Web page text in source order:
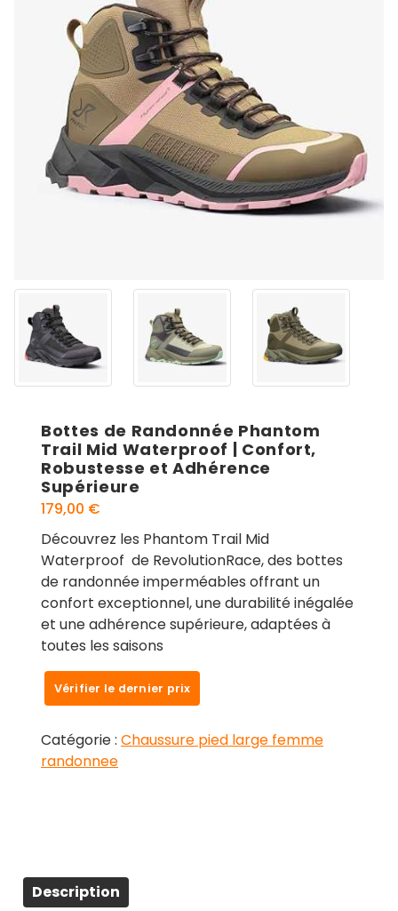
Bottes de Randonnée Phantom
Trail Mid Waterproof | Confort,
Robustesse et Adhérence
Supérieure
179,00 €
Découvrez les Phantom Trail Mid
Waterproof de RevolutionRace, des bottes
de randonnée imperméables offrant un
confort exceptionnel, une durabilité inégalée
et une adhérence supérieure, adaptées à
toutes les saisons
Vérifier le dernier prix
Catégorie : Chaussure pied large femme
randonnee
Description